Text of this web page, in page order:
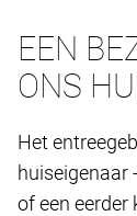
EEN
ONS
Het
huiseigenaar
of een eerder